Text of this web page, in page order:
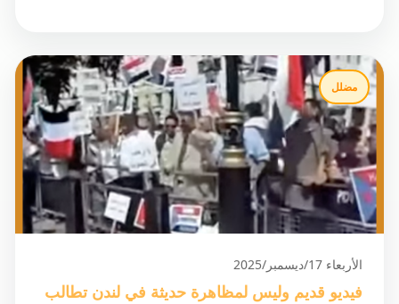
مضلل
الأربعاء 17/ديسمبر/2025
فيديو قديم وليس لمظاهرة حديثة في لندن تطالب